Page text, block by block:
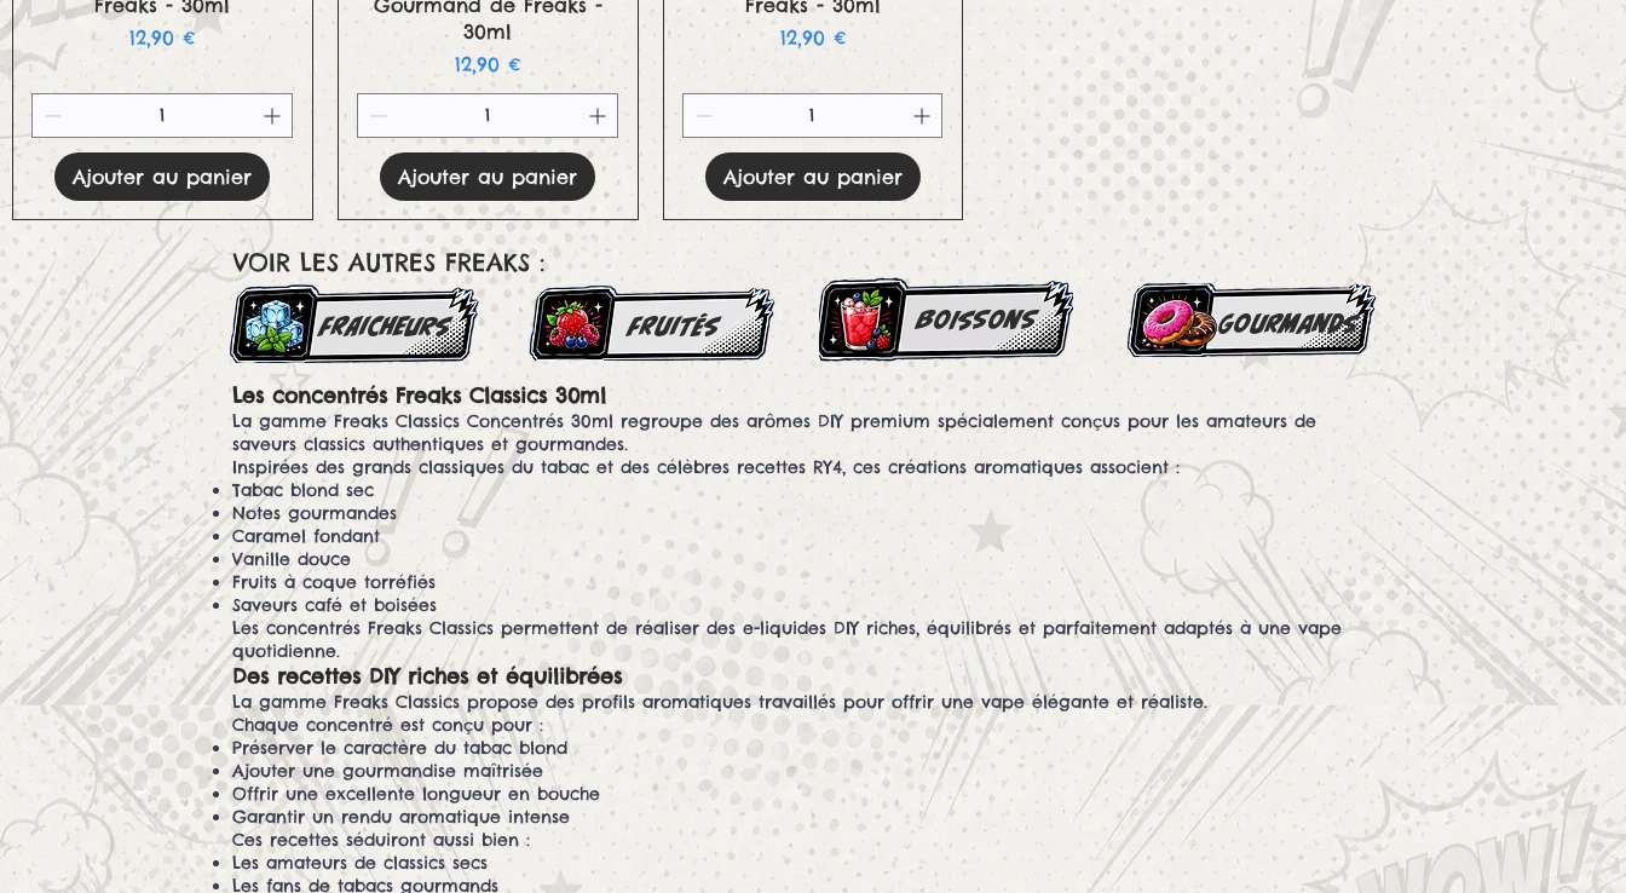
Prix
12,90 €
Ajouter au panier
30ml
Prix
12,90 €
Ajouter au panier
Prix
12,90 €
Ajouter au panier
Les concentrés Freaks Classics 30ml
La gamme Freaks Classics Concentrés 30ml regroupe des arômes DIY premium spécialement conçus pour les amateurs de
saveurs classics authentiques et gourmandes.
Inspirées des grands classiques du tabac et des célèbres recettes RY4, ces créations aromatiques associent :
Tabac blond sec
Notes gourmandes
Caramel fondant
Vanille douce
Fruits à coque torréfiés
Saveurs café et boisées
Les concentrés Freaks Classics permettent de réaliser des e-liquides DIY riches, équilibrés et parfaitement adaptés à une vape
quotidienne.
Des recettes DIY riches et équilibrées
La gamme Freaks Classics propose des profils aromatiques travaillés pour offrir une vape élégante et réaliste.
Chaque concentré est conçu pour :
Préserver le caractère du tabac blond
Ajouter une gourmandise maîtrisée
Offrir une excellente longueur en bouche
Garantir un rendu aromatique intense
Ces recettes séduiront aussi bien :
Les amateurs de classics secs
Les fans de tabacs gourmands
VOIR LES AUTRES FREAKS :
FRAICHEURS FRUITés boissons gourmands